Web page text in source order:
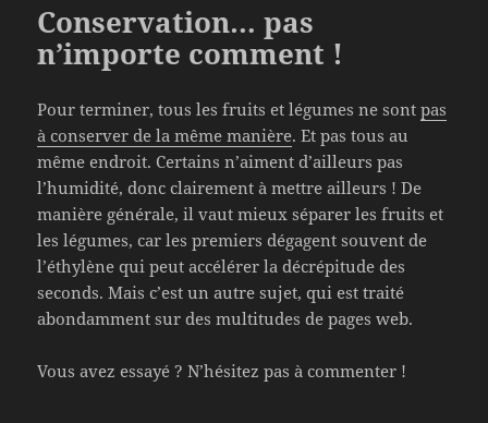
Conservation… pas
n’importe comment !
Pour terminer, tous les fruits et légumes ne sontpas
à conserver de la même manière. Et pas tous au
même endroit. Certains n’aiment d’ailleurs pas
l’humidité, donc clairement à mettre ailleurs ! De
manière générale, il vaut mieux séparer les fruits et
les légumes, car les premiers dégagent souvent de
l’éthylène qui peut accélérer la décrépitude des
seconds. Mais c’est un autre sujet, qui est traité
abondamment sur des multitudes de pages web.
Vous avez essayé ? N’hésitez pas à commenter !